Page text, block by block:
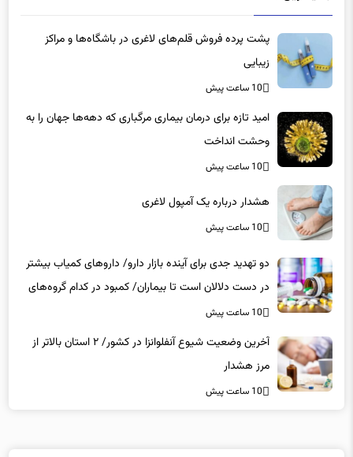
پشت پرده فروش قلم‌های لاغری در باشگاه‌ها و مراکز
زیبایی
10 ساعت پیش
امید تازه برای درمان بیماری مرگباری که دهه‌ها جهان را به
وحشت انداخت
10 ساعت پیش
هشدار درباره یک آمپول لاغری
10 ساعت پیش
دو تهدید جدی برای آینده بازار دارو/ داروهای کمیاب بیشتر
در دست دلالان است تا بیماران/ کمبود در کدام گروه‌های
دارویی محسوس‌تر است؟
10 ساعت پیش
آخرین وضعیت شیوع آنفلوانزا در کشور/ ۲ استان بالاتر از
مرز هشدار
10 ساعت پیش